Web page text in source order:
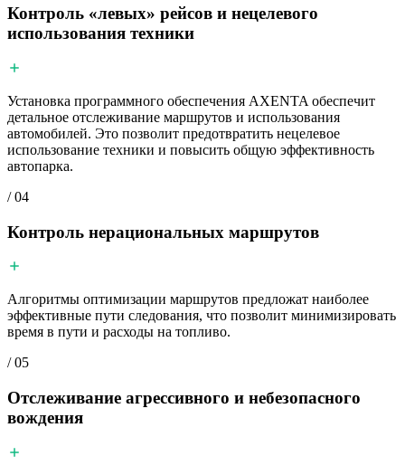
Контроль «левых» рейсов и нецелевого
использования техники
Установка программного обеспечения AXENTA обеспечит
детальное отслеживание маршрутов и использования
автомобилей. Это позволит предотвратить нецелевое
использование техники и повысить общую эффективность
автопарка.
/ 04
Контроль нерациональных маршрутов
Алгоритмы оптимизации маршрутов предложат наиболее
эффективные пути следования, что позволит минимизировать
время в пути и расходы на топливо.
/ 05
Отслеживание агрессивного и небезопасного
вождения